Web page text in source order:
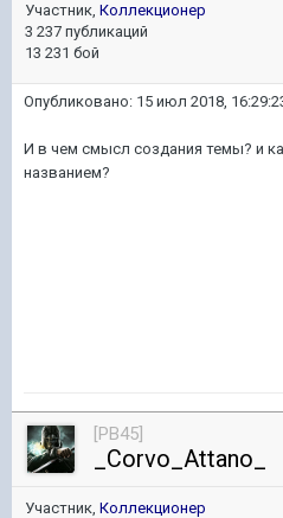
Участник, Коллекционер
3 237 публикаций
13 231 бой
Опубликовано: 15 июл 2018,
И в чем смысл создания темы? и
названием?
[PB45]
_Corvo_Attano_
Участник, Коллекционер